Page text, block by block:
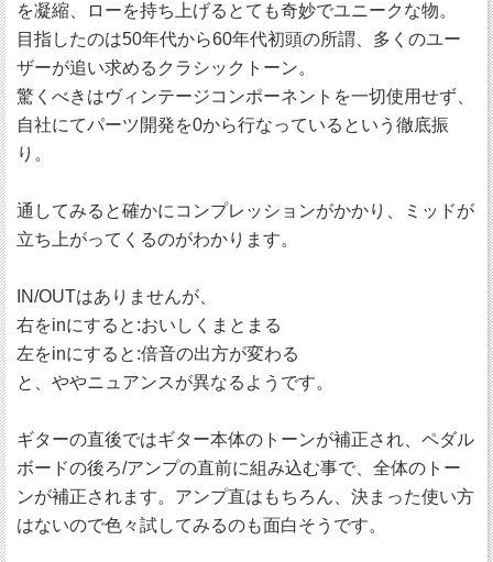
を凝縮、ローを持ち上げるとても奇妙でユニークな物。
目指したのは50年代から60年代初頭の所謂、多くのユー
ザーが追い求めるクラシックトーン。
驚くべきはヴィンテージコンポーネントを一切使用せず、
自社にてパーツ開発を0から行なっているという徹底振
り。
通してみると確かにコンプレッションがかかり、ミッドが
立ち上がってくるのがわかります。
IN/OUTはありませんが、
右をinにすると:おいしくまとまる
左をinにすると:倍音の出方が変わる
と、ややニュアンスが異なるようです。
ギターの直後ではギター本体のトーンが補正され、ペダル
ボードの後ろ/アンプの直前に組み込む事で、全体のトー
ンが補正されます。アンプ直はもちろん、決まった使い方
はないので色々試してみるのも面白そうです。